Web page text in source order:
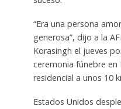
“Era una persona
generosa”, dijo a la
Korasingh el jueves
ceremonia fúnebre en
residencial a unos 10
Estados Unidos